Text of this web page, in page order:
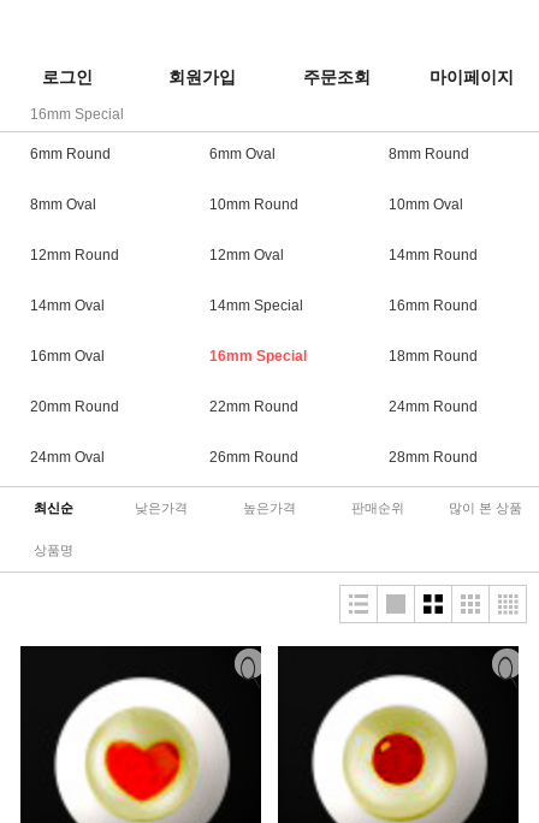
로그인 회원가입 주문조회 마이페이지
16mm Special
6mm Round 6mm Oval 8mm Round
8mm Oval 10mm Round 10mm Oval
12mm Round 12mm Oval 14mm Round
14mm Oval 14mm Special 16mm Round
16mm Oval 16mm Special 18mm Round
20mm Round 22mm Round 24mm Round
24mm Oval 26mm Round 28mm Round
최신순 낮은가격 높은가격 판매순위 많이 본 상품
상품명